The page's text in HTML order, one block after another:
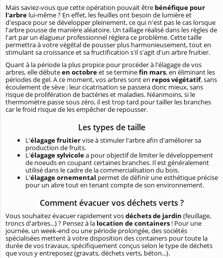
Mais saviez-vous que cette opération pouvait être bénéfique pour
l'arbre lui-même ? En effet, les feuilles ont besoin de lumière et
d'espace pour se développer pleinement, ce qui n'est pas le cas lorsque
l'arbre pousse de manière aléatoire. Un taillage réalisé dans les règles de
l'art par un élagueur professionnel réglera ce problème. Cette taille
permettra à votre végétal de pousser plus harmonieusement, tout en
stimulant sa croissance et sa fructification s'il s'agit d'un arbre fruitier.
Quant à la période la plus propice pour procéder à l'élagage de vos
arbres, elle débuteen octobreet se terminefin mars, en éliminant les
périodes de gel. A ce moment, vos arbres sont en repos végétatif, sans
écoulement de sève : leur cicatrisation se passera donc mieux, sans
risque de prolifération de bactéries et maladies. Néanmoins, si le
thermomètre passe sous zéro, il est trop tard pour tailler les branches
car le froid risque de les empêcher de repousser.
Les types de taille
L'élagage fruitiervise à stimuler l'arbre afin d'améliorer sa
production de fruits.
L'élagage sylvicolea pour objectif de limiter le développement
de noeuds en coupant certaines branches. Il est généralement
utilisé dans le cadre de la commercialisation du bois.
L'élagage ornemental permet de définir une esthétique précise
pour un abre tout en tenant compte de son environnement.
Comment évacuer vos déchets verts ?
Vous souhaitez évacuer rapidement vosdéchets de jardin (feuillage,
troncs d'arbres...) ? Pensez à la location de containers ! Pour une
journée, un week-end ou une période prolongée, des sociétés
spécialisées mettent à votre disposition des containers pour toute la
durée de vos travaux, spécifiquement conçus selon le type de déchets
que vous y entreposez (gravats, déchets verts, béton...).